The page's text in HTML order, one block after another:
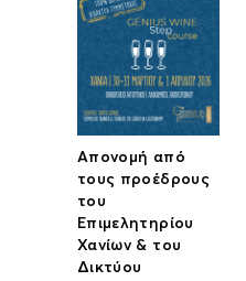
Απονομή από
τους προέδρους
του
Επιμελητηρίου
Χανίων & του
Δικτύου